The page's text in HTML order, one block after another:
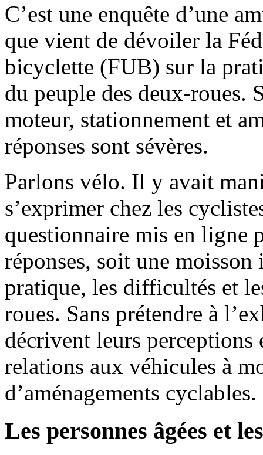
C’est une enquête d’une
que vient de dévoiler la
bicyclette (FUB) sur la
du peuple des deux-roues.
moteur, stationnement et
réponses sont sévères.
Parlons vélo. Il y avait
s’exprimer chez les
questionnaire mis en ligne
réponses, soit une
pratique, les difficultés et
roues. Sans prétendre à
décrivent leurs perceptions
relations aux véhicules à
d’aménagements
Les personnes âgées et